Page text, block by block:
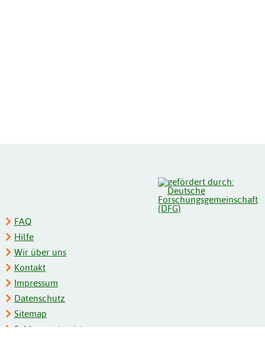
FAQ
Hilfe
Wir über uns
Kontakt
Impressum
Datenschutz
Sitemap
Schlagwortregister